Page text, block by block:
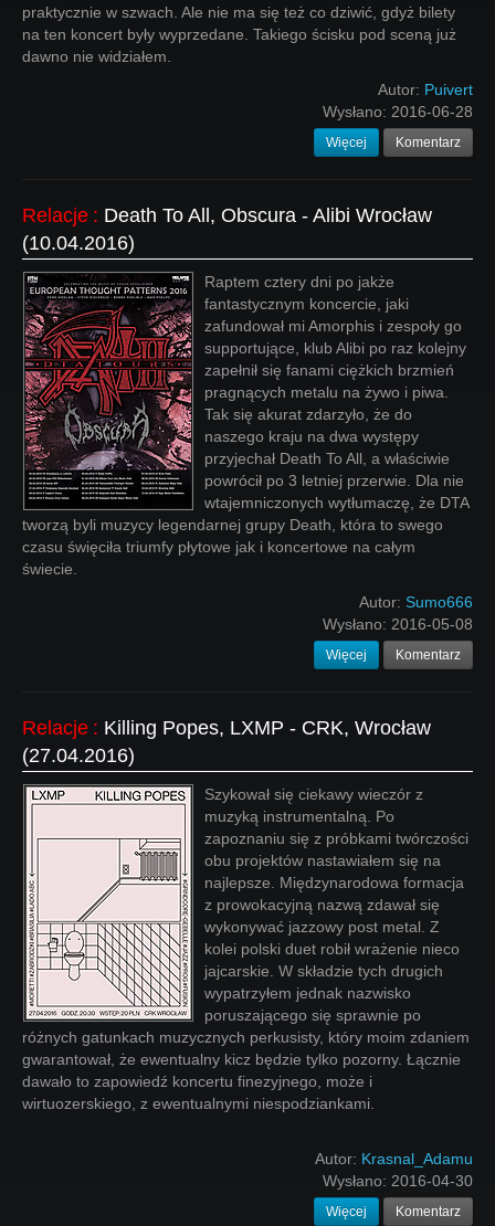
praktycznie w szwach. Ale nie ma się też co dziwić, gdyż bilety
na ten koncert były wyprzedane. Takiego ścisku pod sceną już
dawno nie widziałem.
Autor: Puivert
Wysłano: 2016-06-28
Więcej Komentarz
Relacje : Death To All, Obscura - Alibi Wrocław
(10.04.2016)
Raptem cztery dni po jakże
fantastycznym koncercie, jaki
zafundował mi Amorphis i zespoły go
supportujące, klub Alibi po raz kolejny
zapełnił się fanami ciężkich brzmień
pragnących metalu na żywo i piwa.
Tak się akurat zdarzyło, że do
naszego kraju na dwa występy
przyjechał Death To All, a właściwie
powrócił po 3 letniej przerwie. Dla nie
wtajemniczonych wytłumaczę, że DTA
tworzą byli muzycy legendarnej grupy Death, która to swego
czasu święciła triumfy płytowe jak i koncertowe na całym
świecie.
Autor: Sumo666
Wysłano: 2016-05-08
Więcej Komentarz
Relacje : Killing Popes, LXMP - CRK, Wrocław
(27.04.2016)
Szykował się ciekawy wieczór z
muzyką instrumentalną. Po
zapoznaniu się z próbkami twórczości
obu projektów nastawiałem się na
najlepsze. Międzynarodowa formacja
z prowokacyjną nazwą zdawał się
wykonywać jazzowy post metal. Z
kolei polski duet robił wrażenie nieco
jajcarskie. W składzie tych drugich
wypatrzyłem jednak nazwisko
poruszającego się sprawnie po
różnych gatunkach muzycznych perkusisty, który moim zdaniem
gwarantował, że ewentualny kicz będzie tylko pozorny. Łącznie
dawało to zapowiedź koncertu finezyjnego, może i
wirtuozerskiego, z ewentualnymi niespodziankami.
Autor: Krasnal_Adamu
Wysłano: 2016-04-30
Więcej Komentarz